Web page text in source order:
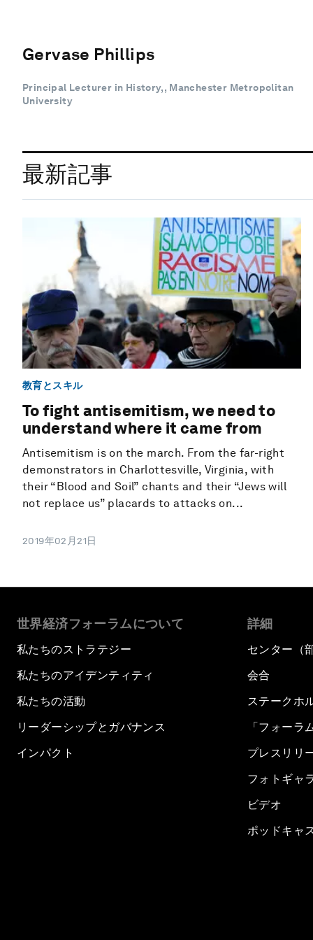
Gervase Phillips
Principal Lecturer in History, , Manchester Metropolitan
University
最新記事
教育とスキル
To fight antisemitism, we need to
understand where it came from
Antisemitism is on the march. From the far-right
demonstrators in Charlottesville, Virginia, with
their “Blood and Soil” chants and their “Jews will
not replace us” placards to attacks on...
2019年02月21日
世界経済フォーラムについて
私たちのストラテジー
私たちのアイデンティティ
私たちの活動
リーダーシップとガバナンス
インパクト
詳細
センター（
会合
ステークホ
「フォーラ
プレスリリ
フォトギャ
ビデオ
ポッドキャ